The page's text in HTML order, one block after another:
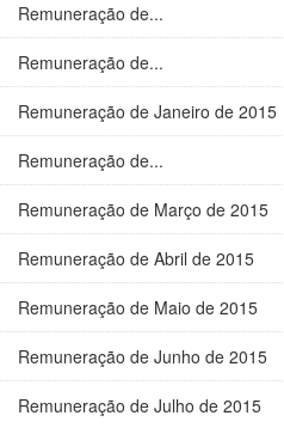
Remuneração de...
Remuneração de...
Remuneração de Janeiro de 2015
Remuneração de...
Remuneração de Março de 2015
Remuneração de Abril de 2015
Remuneração de Maio de 2015
Remuneração de Junho de 2015
Remuneração de Julho de 2015